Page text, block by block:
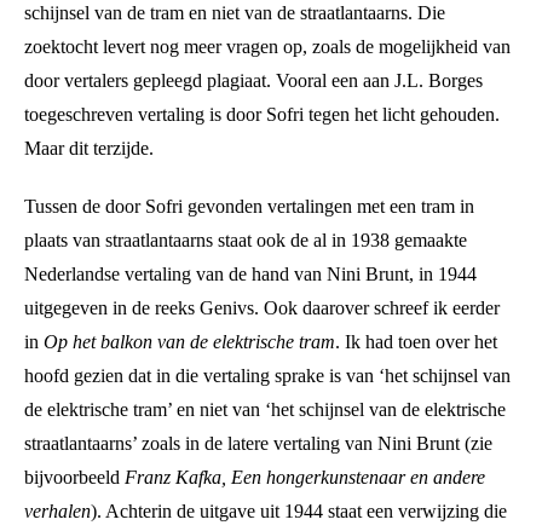
schijnsel van de tram en niet van de straatlantaarns. Die
zoektocht levert nog meer vragen op, zoals de mogelijkheid van
door vertalers gepleegd plagiaat. Vooral een aan J.L. Borges
toegeschreven vertaling is door Sofri tegen het licht gehouden.
Maar dit terzijde.
Tussen de door Sofri gevonden vertalingen met een tram in
plaats van straatlantaarns staat ook de al in 1938 gemaakte
Nederlandse vertaling van de hand van Nini Brunt, in 1944
uitgegeven in de reeks Genivs. Ook daarover schreef ik eerder
in Op het balkon van de elektrische tram. Ik had toen over het
hoofd gezien dat in die vertaling sprake is van ‘het schijnsel van
de elektrische tram’ en niet van ‘het schijnsel van de elektrische
straatlantaarns’ zoals in de latere vertaling van Nini Brunt (zie
bijvoorbeeld Franz Kafka, Een hongerkunstenaar en andere
verhalen). Achterin de uitgave uit 1944 staat een verwijzing die